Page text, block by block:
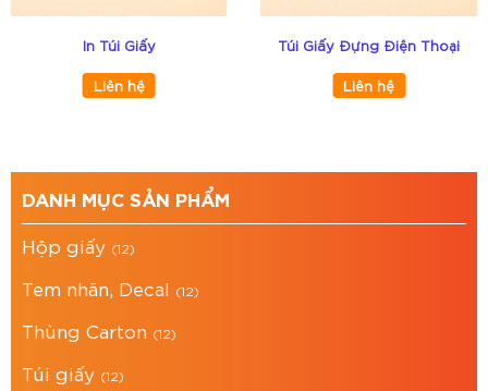
Asia đã tổng hợp hơn 50 mẫu túi đựng quà Tết
đẹp, đặc biệt để bạn tham khảo và lựa chọn. Hãy
cùng khám phá với
qua bài viết dưới
đây nhé!
dạng mẫu mã tại đây.
In Túi Giấy
Liên hệ
Túi Giấy Đựng Điện Thoại
Liên hệ
DANH MỤC SẢN PHẨM
Hộp giấy (12)
Tem nhãn, Decal (12)
Thùng Carton (12)
Túi giấy (12)